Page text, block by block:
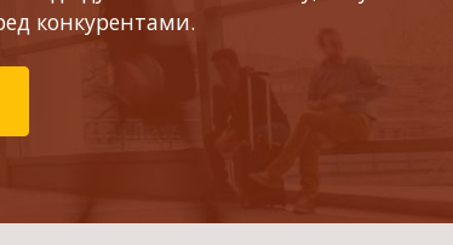
конкурентами.